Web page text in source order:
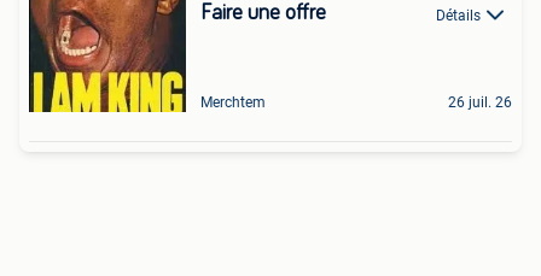
Faire une offre Détails
Merchtem 26 juil. 26